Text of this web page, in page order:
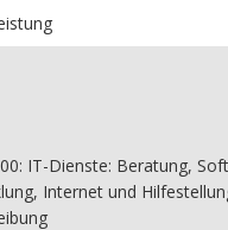
IT-Dienste: Beratung,
Internet und